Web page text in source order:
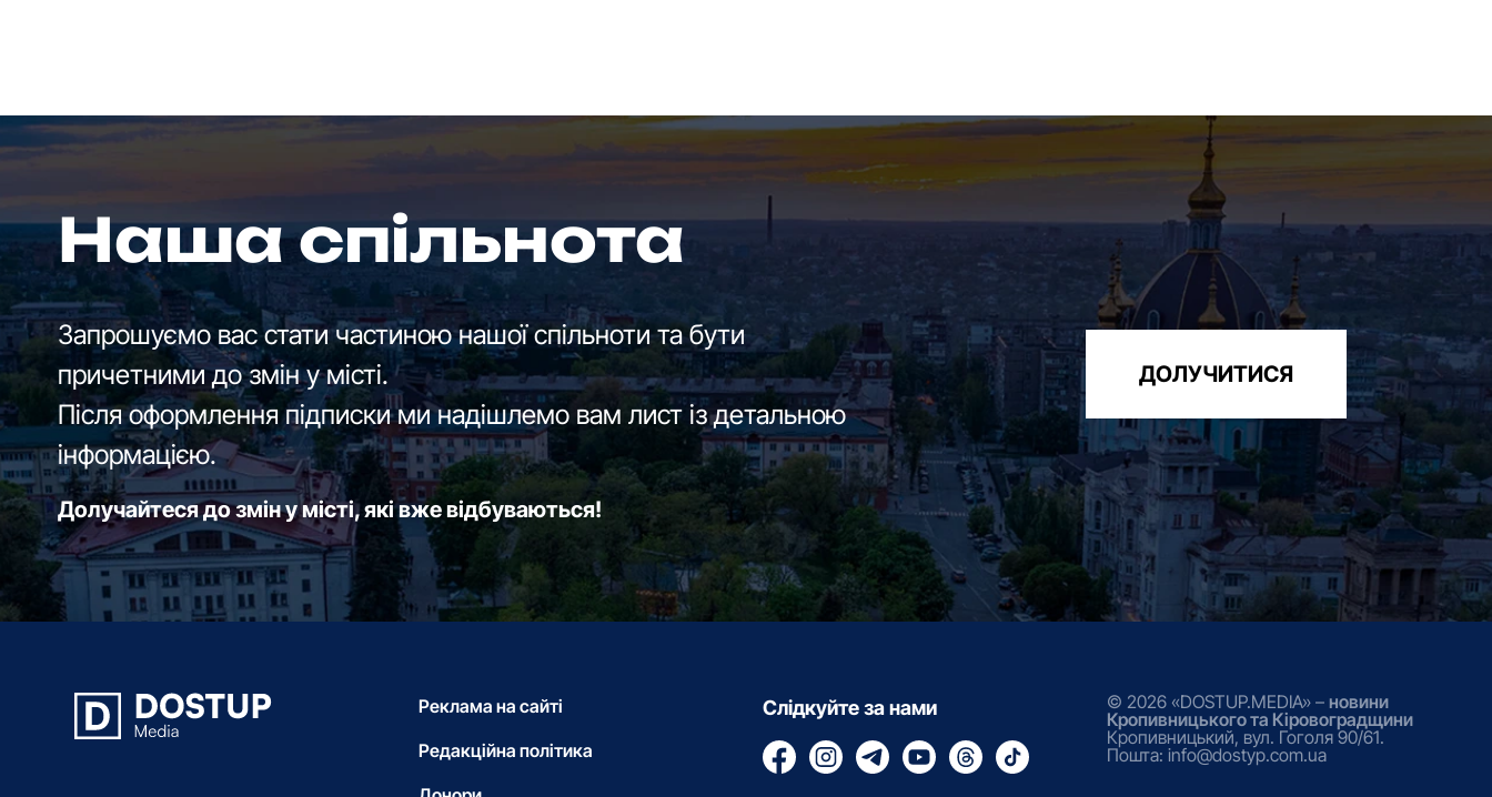
Наша спільнота
Запрошуємо вас стати частиною нашої спільноти та бути
причетними до змін у місті.
Після оформлення підписки ми надішлемо вам лист із детальною
інформацією.
Долучайтеся до змін у місті, які вже відбуваються!
ДОЛУЧИТИСЯ
Реклама на сайті
Редакційна політика
Слідкуйте за нами © 2026 «DOSTUP.MEDIA» – новини
Кропивницького та Кіровоградщини
Кропивницький, вул. Гоголя 90/61.
Пошта: info@dostyp.com.ua